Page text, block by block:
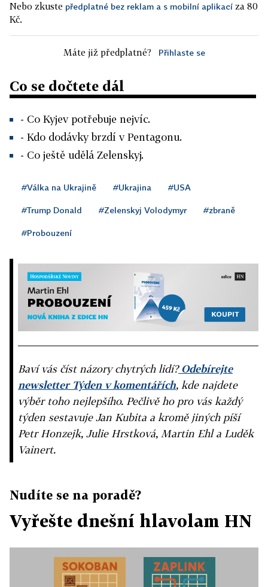
Nebo zkuste předplatné bez reklam a s mobilní aplikací za 80
Kč.
Máte již předplatné? Přihlaste se
Co se dočtete dál
- Co Kyjev potřebuje nejvíc.
- Kdo dodávky brzdí v Pentagonu.
- Co ještě udělá Zelenskyj.
#Válka na Ukrajině #Ukrajina #USA
#Trump Donald #Zelenskyj Volodymyr #zbraně
#Probouzení
Baví vás číst názory chytrých lidí?Odebírejte
newsletter Týden v komentářích, kde najdete
výběr toho nejlepšího. Pečlivě ho pro vás každý
týden sestavuje Jan Kubita a kromě jiných píší
Petr Honzejk, Julie Hrstková, Martin Ehl a Luděk
Vainert.
Nudíte se na poradě?
Vyřešte dnešní hlavolam HN